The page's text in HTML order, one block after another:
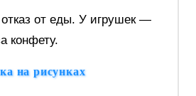
от еды. У игрушек —
конфету.
на рисунках